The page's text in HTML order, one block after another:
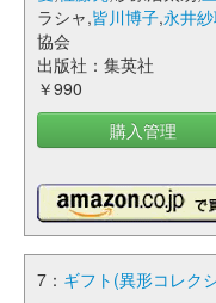
ラシャ,皆川博子,永井
協会
出版社：集英社
￥990
購入管理
7： ギフト(異形コレク